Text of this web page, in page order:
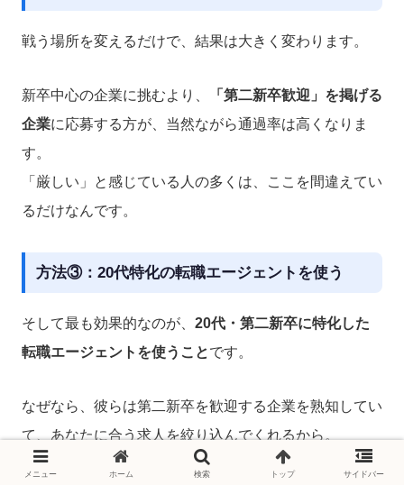
戦う場所を変えるだけで、結果は大きく変わります。
新卒中心の企業に挑むより、
「第二新卒歓迎」を掲げる
企業に応募する方が、当然ながら通過率は高くなりま
す。
「厳しい」と感じている人の多くは、ここを間違えてい
るだけなんです。
方法③：20代特化の転職エージェントを使う
そして最も効果的なのが、 20代・第二新卒に特化した
転職エージェントを使うことです。
なぜなら、彼らは第二新卒を歓迎する企業を熟知してい
て、あなたに合う求人を絞り込んでくれるから。
さらに、書類選考の通過率を上げる職務経歴書の書き方
メニュー ホーム 検索 トップ サイドバー